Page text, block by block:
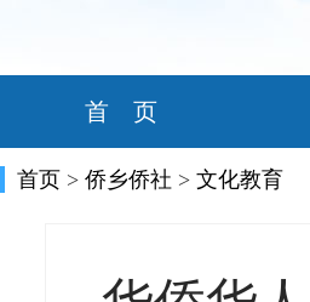
首 页
首页 > 侨乡侨社 > 文化教育